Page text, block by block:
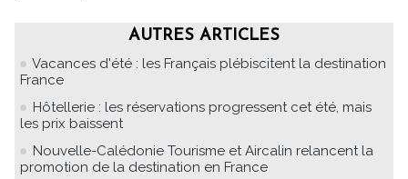
AUTRES ARTICLES
Vacances d'été : les Français plébiscitent la destination
France
Hôtellerie : les réservations progressent cet été, mais
les prix baissent
Nouvelle-Calédonie Tourisme et Aircalin relancent la
promotion de la destination en France